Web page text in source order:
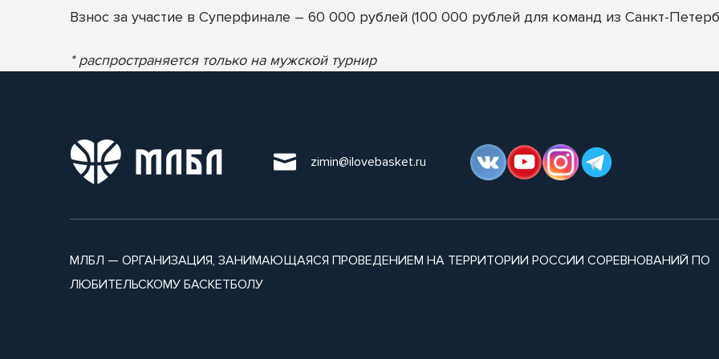
Взнос за участие в Суперфинале – 60 000 рублей (100 000 рублей для команд из Санкт-
* распространяется только на мужской турнир
zimin@ilovebasket.ru
МЛБЛ — ОРГАНИЗАЦИЯ, ЗАНИМАЮЩАЯСЯ ПРОВЕДЕНИЕМ НА ТЕРРИТОРИИ РОССИИ СОРЕВНОВАНИЙ ПО
ЛЮБИТЕЛЬСКОМУ БАСКЕТБОЛУ